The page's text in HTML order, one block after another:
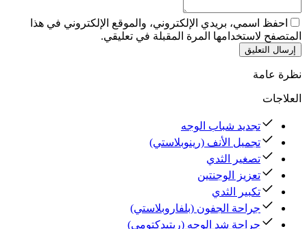
احفظ اسمي، بريدي الإلكتروني، والموقع الإلكتروني في هذا
المتصفح لاستخدامها المرة المقبلة في تعليقي.
إرسال التعليق
نظرة عامة
العلاجات
تجديد شباب الوجه
تجميل الأنف (رينوبلاستي)
تصغير الثدي
تعزيز الوجنتين
تكبير الثدي
جراحة الجفون (بلفاروبلاستي)
جراحة شد الوجه (ريتيدكتومي)